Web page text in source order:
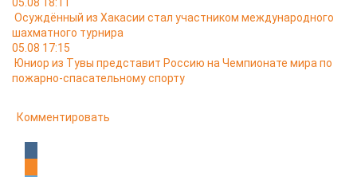
Осуждённый из Хакасии стал участником международного
шахматного турнира
05.08 17:15
Юниор из Тувы представит Россию на Чемпионате мира по
пожарно-спасательному спорту
Комментировать